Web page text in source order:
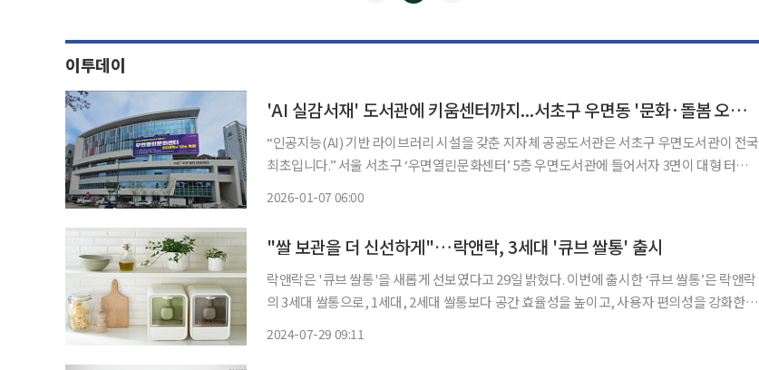
◀ ▶
이투데이
'AI 실감서재' 도서관에 키움센터까지...서초구 우면동 '문화·돌봄 오아시스' 열렸다 [區석區석-우면열린문화센터]
“인공지능(AI) 기반 라이브러리 시설을 갖춘 지자체 공공도서관은 서초구 우면도서관이 전국
최초입니다.” 서울 서초구 ‘우면열린문화센터’ 5층 우면도서관에 들어서자 3면이 대형 터치
2026-01-07 06:00
"쌀 보관을 더 신선하게"…락앤락, 3세대 '큐브 쌀통' 출시
락앤락은 '큐브 쌀통'을 새롭게 선보였다고 29일 밝혔다. 이번에 출시한 ‘큐브 쌀통’은 락앤락
의 3세대 쌀통으로, 1세대, 2세대 쌀통보다 공간 효율성을 높이고, 사용자 편의성을 강화한
2024-07-29 09:11